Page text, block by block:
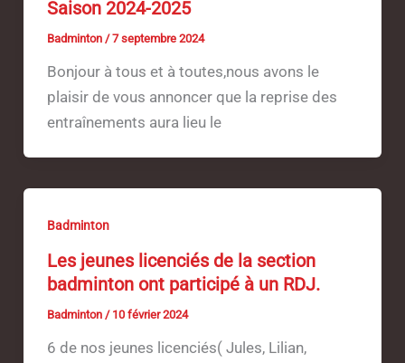
Saison 2024-2025
Badminton /7 septembre 2024
Bonjour à tous et à toutes,nous avons le
plaisir de vous annoncer que la reprise des
entraînements aura lieu le
Badminton
Les jeunes licenciés de la section
badminton ont participé à un RDJ.
Badminton / 10 février 2024
6 de nos jeunes licenciés( Jules, Lilian,